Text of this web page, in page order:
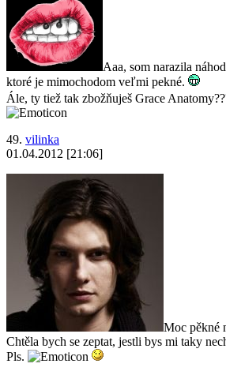
Aaa, som narazila
ktoré je mimochodom veľmi pekné.
Ále, ty tiež tak zbožňuješ Grace
49. vilinka
01.04.2012 [21:06]
Moc pěkné
Chtěla bych se zeptat, jestli bys mi taky
Pls.